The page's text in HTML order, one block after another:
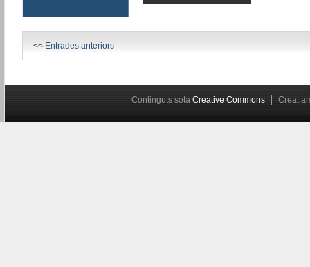
<< Entrades anteriors
Continguts sota Creative Commons Creat